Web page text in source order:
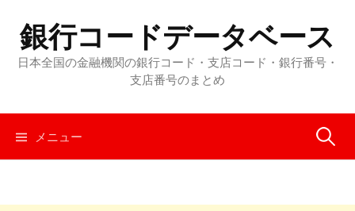
へ
キ
プ
銀行コードデータベース
日本全国の金融機関の銀行コード・支店コード・銀行番号・
支店番号のまとめ
メニュー 検